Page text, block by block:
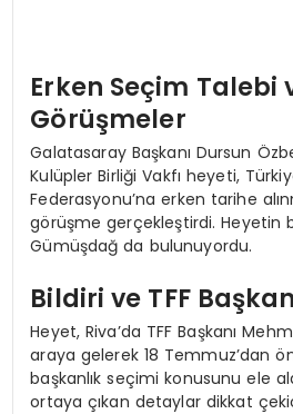
Erken Seçim Talebi
Görüşmeler
Galatasaray Başkanı Dursun
Kulüpler Birliği Vakfı heyeti,
Federasyonu’na erken tarihe
görüşme gerçekleştirdi. Heyetin
Gümüşdağ da bulunuyordu.
Bildiri ve TFF
Heyet, Riva’da TFF Başkanı
araya gelerek 18 Temmuz’dan
başkanlık seçimi konusunu ele
ortaya çıkan detaylar dikkat